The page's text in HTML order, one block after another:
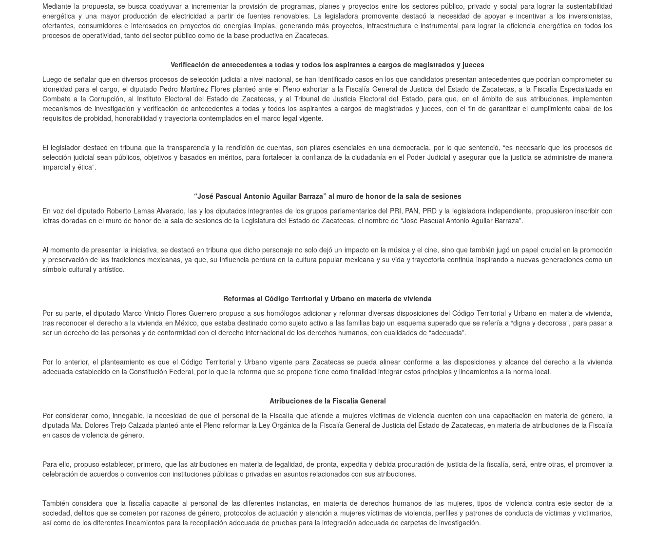
Mediante la propuesta, se busca coadyuvar a incrementar la provisión de programas, planes y proyectos entre los sectores público, privado y social para lograr la sustentabilidad
energética y una mayor producción de electricidad a partir de fuentes renovables. La legisladora promovente destacó la necesidad de apoyar e incentivar a los inversionistas,
ofertantes, consumidores e interesados en proyectos de energías limpias, generando más proyectos, infraestructura e instrumental para lograr la eficiencia energética en todos los
procesos de operatividad, tanto del sector público como de la base productiva en Zacatecas.
Verificación de antecedentes a todas y todos los aspirantes a cargos de magistrados y jueces
Luego de señalar que en diversos procesos de selección judicial a nivel nacional, se han identificado casos en los que candidatos presentan antecedentes que podrían comprometer su
idoneidad para el cargo, el diputado Pedro Martínez Flores planteó ante el Pleno exhortar a la Fiscalía General de Justicia del Estado de Zacatecas, a la Fiscalía Especializada en
Combate a la Corrupción, al Instituto Electoral del Estado de Zacatecas, y al Tribunal de Justicia Electoral del Estado, para que, en el ámbito de sus atribuciones, implementen
mecanismos de investigación y verificación de antecedentes a todas y todos los aspirantes a cargos de magistrados y jueces, con el fin de garantizar el cumplimiento cabal de los
requisitos de probidad, honorabilidad y trayectoria contemplados en el marco legal vigente.
El legislador destacó en tribuna que la transparencia y la rendición de cuentas, son pilares esenciales en una democracia, por lo que sentenció, “es necesario que los procesos de
selección judicial sean públicos, objetivos y basados en méritos, para fortalecer la confianza de la ciudadanía en el Poder Judicial y asegurar que la justicia se administre de manera
imparcial y ética”.
“José Pascual Antonio Aguilar Barraza” al muro de honor de la sala de sesiones
En voz del diputado Roberto Lamas Alvarado, las y los diputados integrantes de los grupos parlamentarios del PRI, PAN, PRD y la legisladora independiente, propusieron inscribir con
letras doradas en el muro de honor de la sala de sesiones de la Legislatura del Estado de Zacatecas, el nombre de “José Pascual Antonio Aguilar Barraza”.
Al momento de presentar la iniciativa, se destacó en tribuna que dicho personaje no solo dejó un impacto en la música y el cine, sino que también jugó un papel crucial en la promoción
y preservación de las tradiciones mexicanas, ya que, su influencia perdura en la cultura popular mexicana y su vida y trayectoria continúa inspirando a nuevas generaciones como un
símbolo cultural y artístico.
Reformas al Código Territorial y Urbano en materia de vivienda
Por su parte, el diputado Marco Vinicio Flores Guerrero propuso a sus homólogos adicionar y reformar diversas disposiciones del Código Territorial y Urbano en materia de vivienda,
tras reconocer el derecho a la vivienda en México, que estaba destinado como sujeto activo a las familias bajo un esquema superado que se refería a “digna y decorosa”, para pasar a
ser un derecho de las personas y de conformidad con el derecho internacional de los derechos humanos, con cualidades de “adecuada”.
Por lo anterior, el planteamiento es que el Código Territorial y Urbano vigente para Zacatecas se pueda alinear conforme a las disposiciones y alcance del derecho a la vivienda
adecuada establecido en la Constitución Federal, por lo que la reforma que se propone tiene como finalidad integrar estos principios y lineamientos a la norma local.
Atribuciones de la Fiscalía General
Por considerar como, innegable, la necesidad de que el personal de la Fiscalía que atiende a mujeres víctimas de violencia cuenten con una capacitación en materia de género, la
diputada Ma. Dolores Trejo Calzada planteó ante el Pleno reformar la Ley Orgánica de la Fiscalía General de Justicia del Estado de Zacatecas, en materia de atribuciones de la Fiscalía
en casos de violencia de género.
Para ello, propuso establecer, primero, que las atribuciones en materia de legalidad, de pronta, expedita y debida procuración de justicia de la fiscalía, será, entre otras, el promover la
celebración de acuerdos o convenios con instituciones públicas o privadas en asuntos relacionados con sus atribuciones.
También considera que la fiscalía capacite al personal de las diferentes instancias, en materia de derechos humanos de las mujeres, tipos de violencia contra este sector de la
sociedad, delitos que se cometen por razones de género, protocolos de actuación y atención a mujeres víctimas de violencia, perfiles y patrones de conducta de víctimas y victimarios,
así como de los diferentes lineamientos para la recopilación adecuada de pruebas para la integración adecuada de carpetas de investigación.